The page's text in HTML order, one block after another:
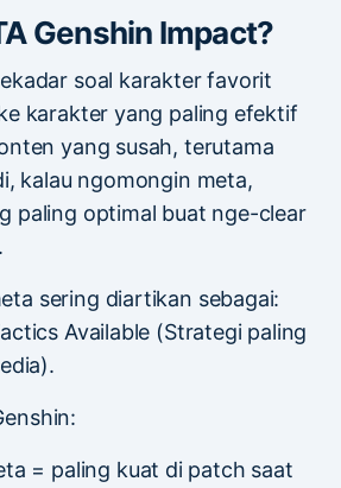
Genshin Impact?
soal karakter favorit
karakter yang paling efektif
yang susah, terutama
kalau ngomongin meta,
paling optimal buat nge-clear
sering diartikan sebagai:
Available (Strategi paling
= paling kuat di patch saat